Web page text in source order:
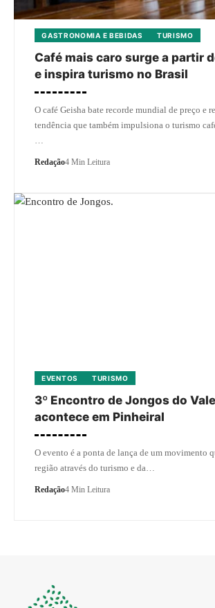
GASTRONOMIA E BEBIDAS TURISMO
Café mais caro surge a partir
e inspira turismo no Brasil
O café Geisha bate recorde mundial de preço e
tendência que também impulsiona o turismo
Redação4 Min Leitura
EVENTOS TURISMO
3º Encontro de Jongos do
acontece em Pinheiral
O evento é a ponta de lança de um movimento
região através do turismo e da…
Redação4 Min Leitura